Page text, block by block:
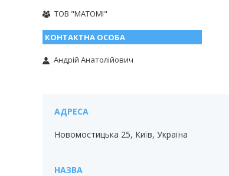
ТОВ "МАТОМІ"
Андрій Анатолійович
Новомостицька 25, Київ, Україна